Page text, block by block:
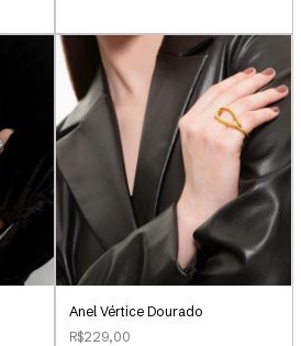
Anel Vértice Dourado
R$229,00